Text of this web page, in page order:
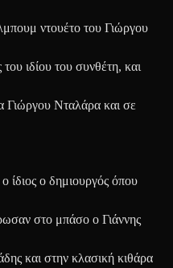
ντουέτο του Γιώργου
ιδίου του συνθέτη, και
Γιώργου Νταλάρα και σε
ίδιος ο δημιουργός όπου
στο μπάσο ο Γιάννης
και στην κλασική κιθάρα